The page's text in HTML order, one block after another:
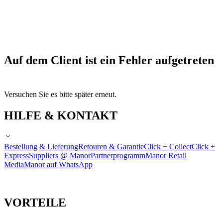
Auf dem Client ist ein Fehler aufgetreten
Versuchen Sie es bitte später erneut.
HILFE & KONTAKT
Bestellung & LieferungRetouren & GarantieClick + CollectClick +
ExpressSuppliers @ ManorPartnerprogrammManor Retail
MediaManor auf WhatsApp
VORTEILE